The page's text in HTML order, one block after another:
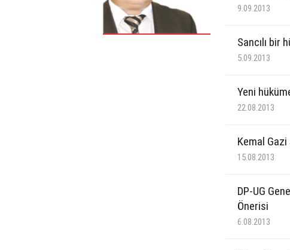
9.09.2013
Sancılı bir
5.09.2013
Yeni
22.08.2013
Kemal Gazi
15.08.2013
DP-UG
Önerisi
6.08.2013